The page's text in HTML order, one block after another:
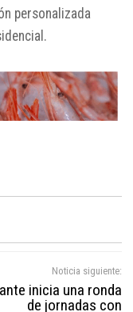
personalizada
Noticia siguiente:
inicia una ronda
de jornadas con